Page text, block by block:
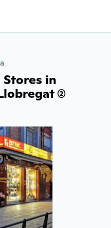
in
(2)